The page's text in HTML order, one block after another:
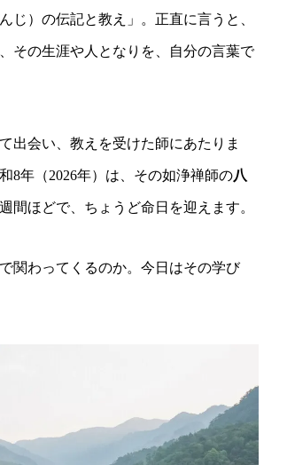
じ）の伝記と教え」。正直に言うと、
その生涯や人となりを、自分の言葉で
出会い、教えを受けた師にあたりま
8年（2026年）は、その如浄禅師の八
間ほどで、ちょうど命日を迎えます。
関わってくるのか。今日はその学び